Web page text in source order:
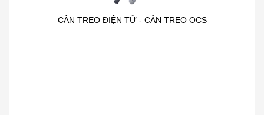
CÂN TREO ĐIỆN TỬ - CÂN TREO OCS